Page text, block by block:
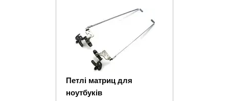
Петлі матриц для
ноутбуків